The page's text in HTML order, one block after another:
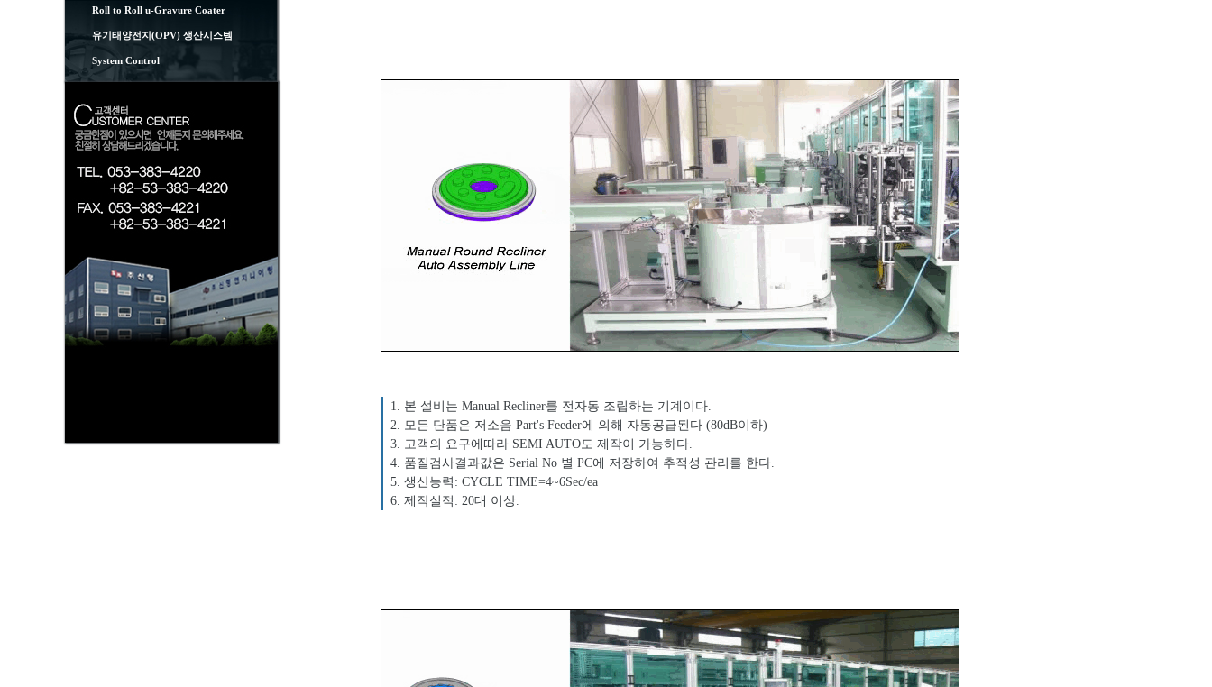
Roll to Roll u-Gravure Coater
유기태양전지(OPV) 생산시스템
System Control
1. 본 설비는 Manual Recliner를 전자동 조립하는 기계이다.
2. 모든 단품은 저소음 Part's Feeder에 의해 자동공급된다 (80dB이하)
3. 고객의 요구에따라 SEMI AUTO도 제작이 가능하다.
4. 품질검사결과값은 Serial No 별 PC에 저장하여 추적성 관리를 한다.
5. 생산능력: CYCLE TIME=4~6Sec/ea
6. 제작실적: 20대 이상.